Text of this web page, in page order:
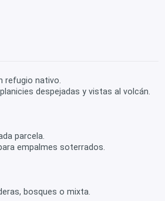
refugio nativo.
despejadas y vistas al volcán.
parcela.
empalmes soterrados.
bosques o mixta.